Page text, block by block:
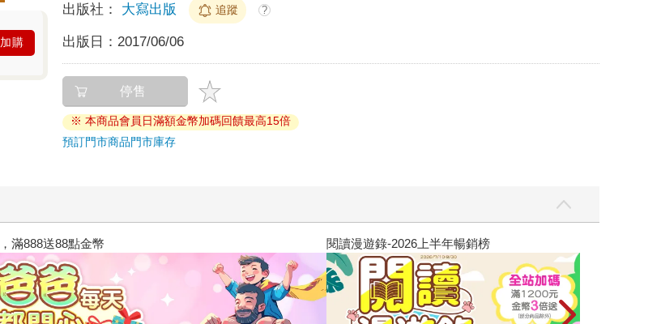
加購
出版社： 大寫出版 追蹤 ?
出版日： 2017/06/06
停售
※ 本商品會員日滿額金幣加碼回饋最高15倍
預訂門市商品門市庫存